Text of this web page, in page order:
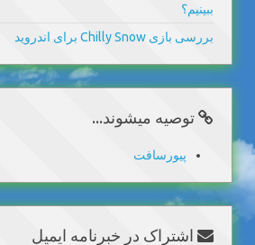
ببینیم؟
بررسی بازی Chilly Snow برای اندروید
توصیه میشوند...
پیورسافت
اشتراک در خبرنامه ایمیل